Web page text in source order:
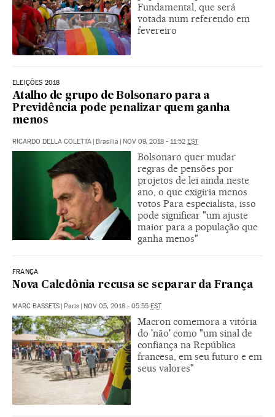
Fundamental, que será
votada num referendo em
fevereiro
ELEIÇÕES 2018
Atalho de grupo de Bolsonaro para a
Previdência pode penalizar quem ganha
menos
RICARDO DELLA COLETTA Brasília NOV 09, 2018 - 11:52 EST
Bolsonaro quer mudar
regras de pensões por
projetos de lei ainda neste
ano, o que exigiria menos
votos Para especialista, isso
pode significar "um ajuste
maior para a população que
ganha menos"
FRANÇA
Nova Caledônia recusa se separar da França
MARC BASSETS Paris NOV 05, 2018 - 05:55 EST
Macron comemora a vitória
do 'não' como "um sinal de
confiança na República
francesa, em seu futuro e em
seus valores"